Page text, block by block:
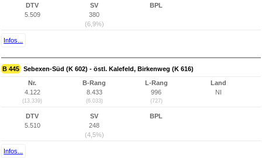
DTV
5.509
SV
380
(6,9%)
BPL
Infos...
B 445 Sebexen-Süd (K 602) - östl. Kalefeld, Birkenweg (K 616)
Nr.
4.122
(13.339)
B-Rang
8.433
(6.033)
L-Rang
996
(727)
Land
NI
DTV
5.510
SV
248
(4,5%)
BPL
Infos...